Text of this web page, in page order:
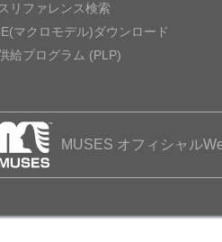
リファレンス検索
マクロモデル)ダウンロード
給プログラム (PLP)
MUSES オフィシャル